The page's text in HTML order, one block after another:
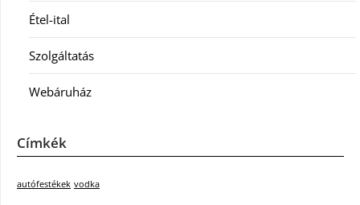
Étel-ital
Szolgáltatás
Webáruház
Címkék
autófestékek vodka